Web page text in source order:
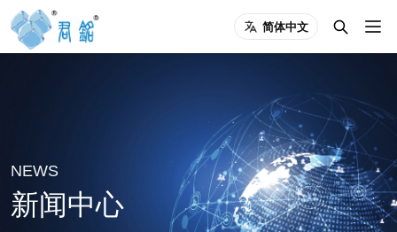
简体中文
NEWS
新闻中心